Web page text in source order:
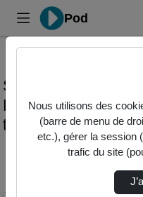
Pod
Statistiques de
Etb 3 - cross-
tes baskets
Nous utilisons des
(barre de menu de
etc.), gérer la session
trafic du site